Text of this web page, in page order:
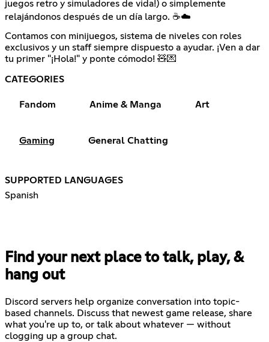
juegos retro y simuladores de vida!) o simplemente
relajándonos después de un día largo. ☕☁️
Contamos con minijuegos, sistema de niveles con roles
exclusivos y un staff siempre dispuesto a ayudar. ¡Ven a dar
tu primer "¡Hola!" y ponte cómodo! 🧸💌
CATEGORIES
Fandom Anime & Manga Art
Gaming General Chatting
SUPPORTED LANGUAGES
Spanish
Find your next place to talk, play, &
hang out
Discord servers help organize conversation into topic-
based channels. Discuss that newest game release, share
what you're up to, or talk about whatever — without
clogging up a group chat.